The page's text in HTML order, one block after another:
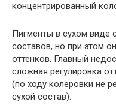
концентрированный
Пигменты в сухом виде
составов, но при этом
оттенков. Главный
сложная регулировка
(по ходу колеровки не
сухой состав).